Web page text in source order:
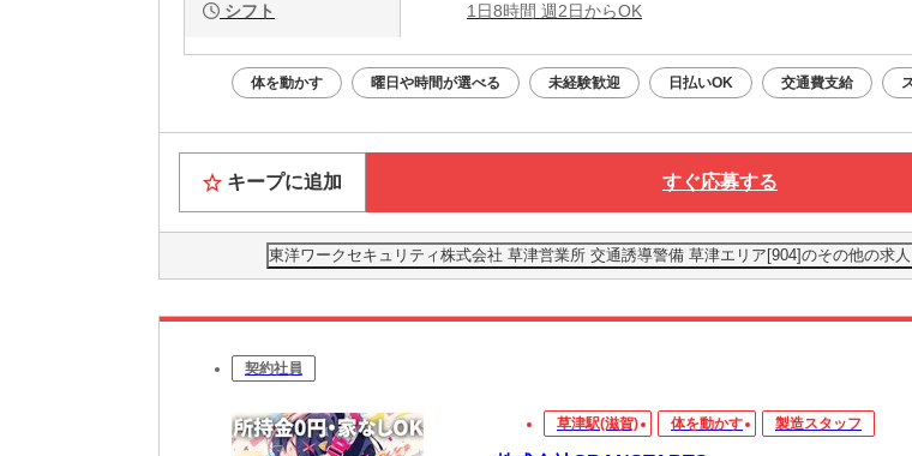
シフト 1日8時間 週2日からOK
体を動かす 曜日や時間が選べる 未経験歓迎 日払いOK 交通費支給
キープに追加 すぐ応募する
東洋ワークセキュリティ株式会社 草津営業所 交通誘導警備 草津エリア[904]のその他の求
契約社員
草津駅(滋賀) 体を動かす 製造スタッフ